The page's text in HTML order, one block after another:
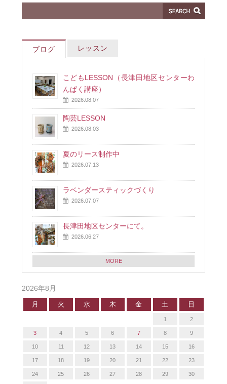
ブログ レッスン
こどもLESSON（長津田地区センターわ
んぱく講座）
2026.08.07
陶芸LESSON
2026.08.03
夏のリース制作中
2026.07.13
ラベンダースティックづくり
2026.07.07
長津田地区センターにて。
2026.06.27
MORE
2026年8月
月 火 水 木 金 土 日
1 2
3 4 5 6 7 8 9
10 11 12 13 14 15 16
17 18 19 20 21 22 23
24 25 26 27 28 29 30